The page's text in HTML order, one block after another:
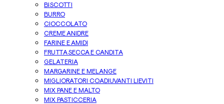
BISCOTTI
BURRO
CIOCCOLATO
CREME ANIDRE
FARINE E AMIDI
FRUTTA SECCA E CANDITA
GELATERIA
MARGARINE E MELANGE
MIGLIORATORI COADIUVANTI LIEVITI
MIX PANE E MALTO
MIX PASTICCERIA